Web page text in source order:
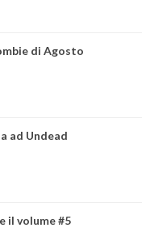
di Agosto
ad Undead
il volume #5